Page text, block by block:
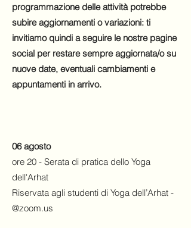
programmazione delle attività potrebbe
subire aggiornamenti o variazioni: ti
invitiamo quindi a seguire le nostre pagine
social per restare sempre aggiornata/o su
nuove date, eventuali cambiamenti e
appuntamenti in arrivo.
06 agosto
ore 20 - Serata di pratica dello Yoga
dell'Arhat
Riservata agli studenti di Yoga dell’Arhat -
@zoom.us